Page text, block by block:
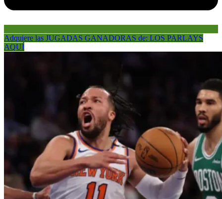
Adquiere las JUGADAS GANADORAS de: LOS PARLAYS
AQUÍ